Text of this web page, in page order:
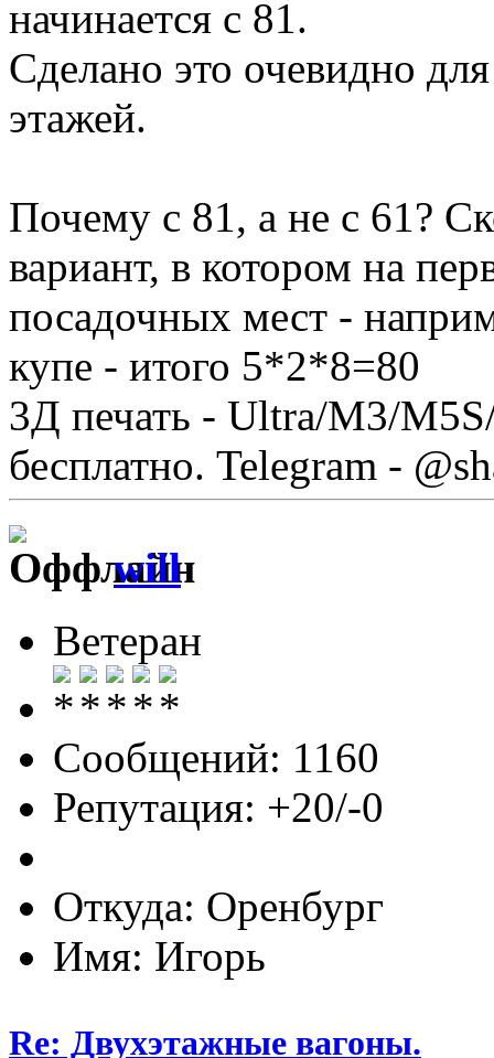
начинается с 81.
Сделано это очевидно
этажей.
Почему с 81, а не с 61?
вариант, в котором на
посадочных мест -
купе - итого 5*2*8=80
3Д печать - Ultra/М3/
бесплатно. Telegram -
will
Ветеран
Сообщений: 1160
Репутация: +20/-0
Откуда: Оренбург
Имя: Игорь
Re: Двухэтажные вагоны.